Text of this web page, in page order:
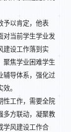
予以肯定，他表
对当前学生学业发
建设工作落到实
聚焦学业困难学生
辅导体系，强化过
。
性工作，需要全院
多方联动，凝聚教
学风建设工作合